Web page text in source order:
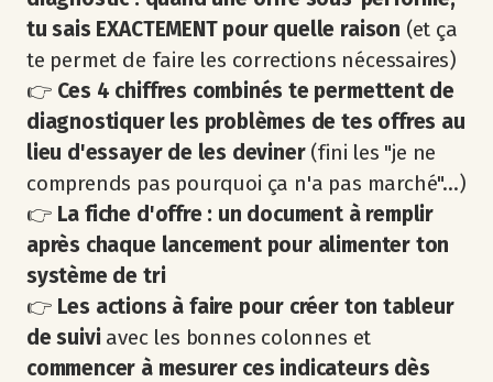
tu sais EXACTEMENT pour quelle raison (et ça
te permet de faire les corrections nécessaires)
👉 Ces 4 chiffres combinés te permettent de
diagnostiquer les problèmes de tes offres au
lieu d'essayer de les deviner(fini les "je ne
comprends pas pourquoi ça n'a pas marché"...)
👉 La fiche d'offre : un document à remplir
après chaque lancement pour alimenter ton
système de tri
👉 Les actions à faire pour créer ton tableur
de suivi avec les bonnes colonnes et
commencer à mesurer ces indicateurs dès